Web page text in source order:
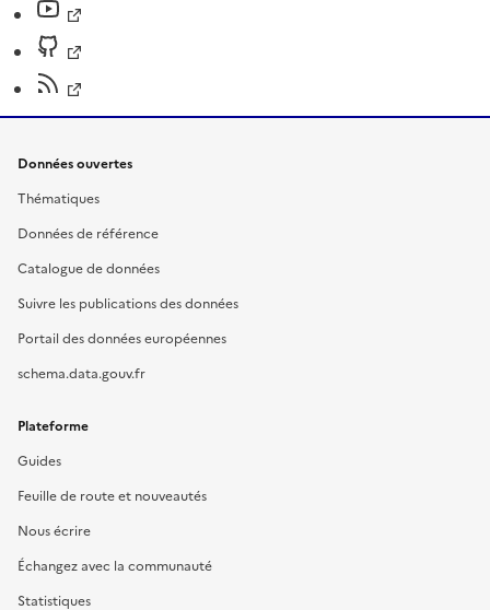
Données ouvertes
Thématiques
Données de référence
Catalogue de données
Suivre les publications des données
Portail des données européennes
schema.data.gouv.fr
Plateforme
Guides
Feuille de route et nouveautés
Nous écrire
Échangez avec la communauté
Statistiques